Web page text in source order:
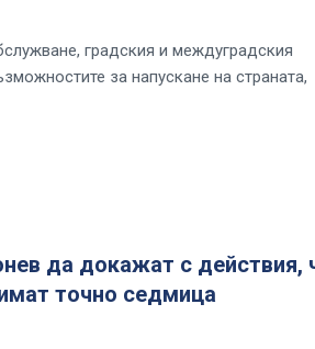
градския и междуградския
за напускане на страната,
да докажат с действия,
точно седмица